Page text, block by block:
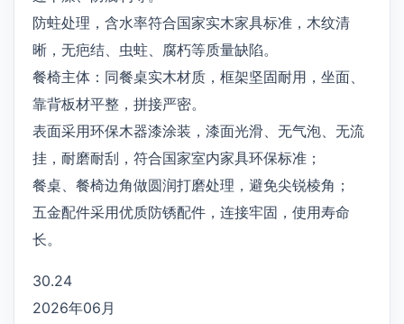
防蛀处理，含水率符合国家实木家具标准，木纹清
晰，无疤结、虫蛀、腐朽等质量缺陷。
餐椅主体：同餐桌实木材质，框架坚固耐用，坐面、
靠背板材平整，拼接严密。
表面采用环保木器漆涂装，漆面光滑、无气泡、无流
挂，耐磨耐刮，符合国家室内家具环保标准；
餐桌、餐椅边角做圆润打磨处理，避免尖锐棱角；
五金配件采用优质防锈配件，连接牢固，使用寿命
长。
30.24
2026年06月